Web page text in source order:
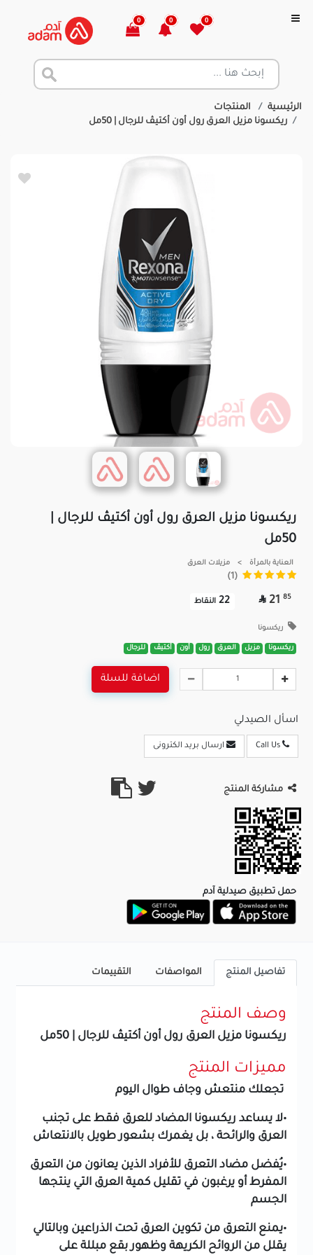
0
0
0
الرئيسية
المنتجات
ريكسونا مزيل العرق رول أون أكتيڤ للرجال | 50مل
ريكسونا مزيل العرق رول أون أكتيڤ للرجال |
50مل
العناية بالمرأة > مزيلات العرق
(1)
85
21

22 النقاط
ريكسونا
ريكسونا مزيل العرق رول أون أكتيڤ للرجال
اضافة للسلة
اسأل الصيدلي
ارسال بريد الكترونى
مشاركة المنتج
حمل تطبيق صيدلية آدم
تفاصيل المنتج المواصفات التقييمات
وصف المنتج
ريكسونا مزيل العرق رول أون أكتيڤ للرجال | 50مل
مميزات المنتج
تجعلك منتعش وجاف طوال اليوم
•لا يساعد ريكسونا المضاد للعرق فقط على تجنب
العرق والرائحة ، بل يغمرك بشعور طويل بالانتعاش
•يُفضل مضاد التعرق للأفراد الذين يعانون من التعرق
المفرط أو يرغبون في تقليل كمية العرق التي ينتجها
الجسم
•يمنع التعرق من تكوين العرق تحت الذراعين وبالتالي
يقلل من الروائح الكريهة وظهور بقع مبللة على